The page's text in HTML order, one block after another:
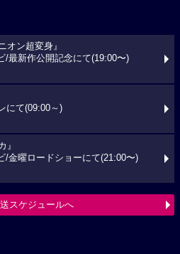
オン超変身』
/最新作公開記念にて(19:00〜)
にて(09:00～)
』
/金曜ロードショーにて(21:00〜)
スケジュールへ